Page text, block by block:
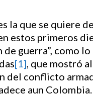
la que se quiere
estos primeros
de guerra”, como
[1], que mostró
del conflicto
aun Colombia.